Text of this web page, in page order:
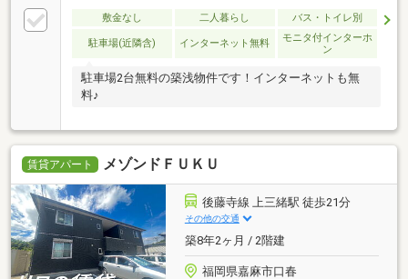
敷金なし 二人暮らし バス・トイレ別
駐車場(近隣含) インターネット無料
モニタ付インターホ
ン
駐車場2台無料の築浅物件です！インターネットも無
料♪
賃貸アパート メゾンドＦＵＫＵ
後藤寺線 上三緒駅 徒歩21分
その他の交通
築8年2ヶ月 / 2階建
福岡県嘉麻市口春